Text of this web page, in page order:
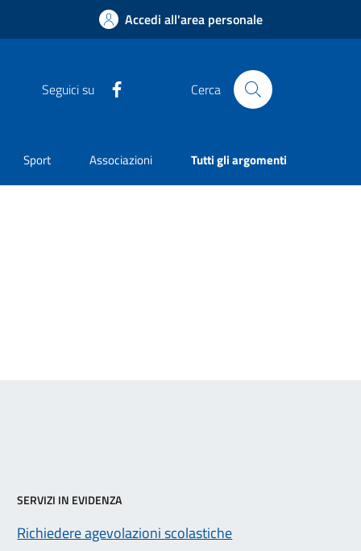
Accedi all'area personale
Seguici su Cerca
Sport Associazioni Tutti gli argomenti
SERVIZI IN EVIDENZA
Richiedere agevolazioni scolastiche